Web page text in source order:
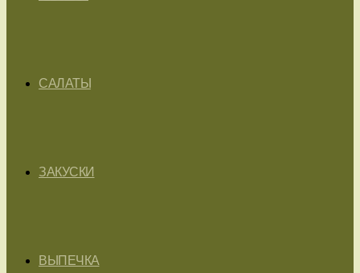
САЛАТЫ
ЗАКУСКИ
ВЫПЕЧКА